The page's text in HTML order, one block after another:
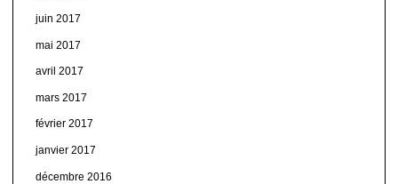
juin 2017
mai 2017
avril 2017
mars 2017
février 2017
janvier 2017
décembre 2016